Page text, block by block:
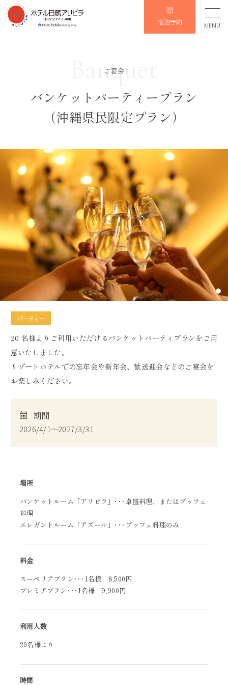
宿泊予約 MENU
Banquet
ご宴会
バンケットパーティープラン
（沖縄県民限定プラン）
パーティー
20 名様よりご利用いただけるバンケットパーティプランをご用
意いたしました。
リゾートホテルでの忘年会や新年会、歓送迎会などのご宴会を
お楽しみください。
期間
2026/4/1～2027/3/31
場所
バンケットルーム「アリビラ」･･･卓盛料理、またはブッフェ
料理
エレガントルーム「アズール」･･･ブッフェ料理のみ
料金
スーペリアプラン･･･1名様 8,500円
プレミアプラン･･･1名様 9,900円
利用人数
20名様より
時間